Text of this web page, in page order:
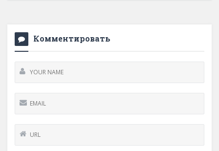
Комментировать